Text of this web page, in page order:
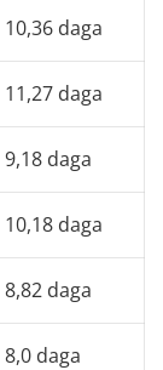
10,36 daga
11,27 daga
9,18 daga
10,18 daga
8,82 daga
8,0 daga